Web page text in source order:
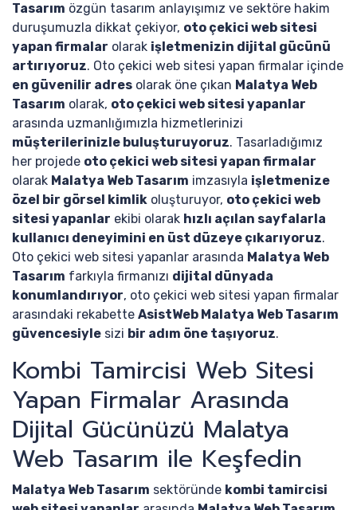
Tasarım özgün tasarım anlayışımız ve sektöre hakim
duruşumuzla dikkat çekiyor, oto çekici web sitesi
yapan firmalar olarak işletmenizin dijital gücünü
artırıyoruz. Oto çekici web sitesi yapan firmalar içinde
en güvenilir adres olarak öne çıkan Malatya Web
Tasarım olarak, oto çekici web sitesi yapanlar
arasında uzmanlığımızla hizmetlerinizi
müşterilerinizle buluşturuyoruz. Tasarladığımız
her projede oto çekici web sitesi yapan firmalar
olarak Malatya Web Tasarım imzasıyla işletmenize
özel bir görsel kimlik oluşturuyor, oto çekici web
sitesi yapanlar ekibi olarak hızlı açılan sayfalarla
kullanıcı deneyimini en üst düzeye çıkarıyoruz.
Oto çekici web sitesi yapanlar arasında Malatya Web
Tasarım farkıyla firmanızı dijital dünyada
konumlandırıyor, oto çekici web sitesi yapan firmalar
arasındaki rekabette AsistWeb Malatya Web Tasarım
güvencesiyle sizi bir adım öne taşıyoruz.
Kombi Tamircisi Web Sitesi
Yapan Firmalar Arasında
Dijital Gücünüzü Malatya
Web Tasarım ile Keşfedin
Malatya Web Tasarım sektöründe kombi tamircisi